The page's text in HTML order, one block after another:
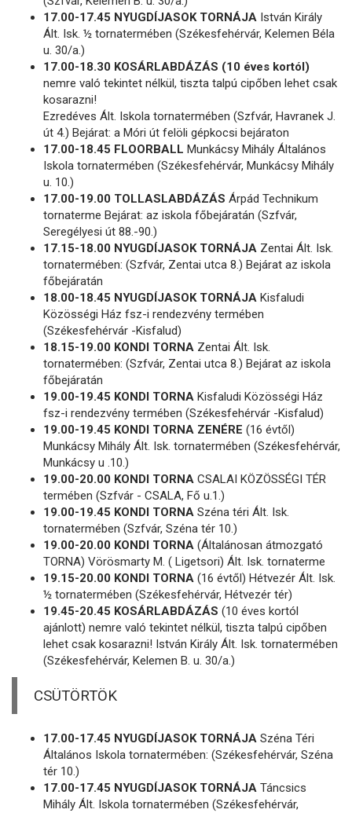
17.00-17.45 NYUGDÍJASOK TORNÁJA István Király
Ált. Isk. ½ tornatermében (Székesfehérvár, Kelemen Béla
u. 30/a.)
17.00-18.30 KOSÁRLABDÁZÁS (10 éves kortól)
nemre való tekintet nélkül, tiszta talpú cipőben lehet csak
kosarazni!
Ezredéves Ált. Iskola tornatermében (Szfvár, Havranek J.
út 4.) Bejárat: a Móri út felöli gépkocsi bejáraton
17.00-18.45 FLOORBALL Munkácsy Mihály Általános
Iskola tornatermében (Székesfehérvár, Munkácsy Mihály
u. 10.)
17.00-19.00 TOLLASLABDÁZÁS Árpád Technikum
tornaterme Bejárat: az iskola főbejáratán (Szfvár,
Seregélyesi út 88.-90.)
17.15-18.00 NYUGDÍJASOK TORNÁJA Zentai Ált. Isk.
tornatermében: (Szfvár, Zentai utca 8.) Bejárat az iskola
főbejáratán
18.00-18.45 NYUGDÍJASOK TORNÁJA Kisfaludi
Közösségi Ház fsz-i rendezvény termében
(Székesfehérvár -Kisfalud)
18.15-19.00 KONDI TORNA Zentai Ált. Isk.
tornatermében: (Szfvár, Zentai utca 8.) Bejárat az iskola
főbejáratán
19.00-19.45 KONDI TORNA Kisfaludi Közösségi Ház
fsz-i rendezvény termében (Székesfehérvár -Kisfalud)
19.00-19.45 KONDI TORNA ZENÉRE (16 évtől)
Munkácsy Mihály Ált. Isk. tornatermében (Székesfehérvár,
Munkácsy u .10.)
19.00-20.00 KONDI TORNA CSALAI KÖZÖSSÉGI TÉR
termében (Szfvár - CSALA, Fő u.1.)
19.00-19.45 KONDI TORNA Széna téri Ált. Isk.
tornatermében (Szfvár, Széna tér 10.)
19.00-20.00 KONDI TORNA (Általánosan átmozgató
TORNA) Vörösmarty M. ( Ligetsori) Ált. Isk. tornaterme
19.15-20.00 KONDI TORNA (16 évtől) Hétvezér Ált. Isk.
½ tornatermében (Székesfehérvár, Hétvezér tér)
19.45-20.45 KOSÁRLABDÁZÁS (10 éves kortól
ajánlott) nemre való tekintet nélkül, tiszta talpú cipőben
lehet csak kosarazni! István Király Ált. Isk. tornatermében
(Székesfehérvár, Kelemen B. u. 30/a.)
CSÜTÖRTÖK
17.00-17.45 NYUGDÍJASOK TORNÁJA Széna Téri
Általános Iskola tornatermében: (Székesfehérvár, Széna
tér 10.)
17.00-17.45 NYUGDÍJASOK TORNÁJA Táncsics
Mihály Ált. Iskola tornatermében (Székesfehérvár,